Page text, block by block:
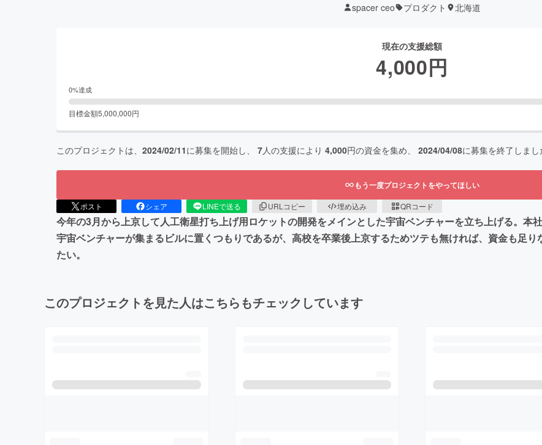
spacer ceo プロダクト 北海道
現在の支援総額
4,000円
0%達成
目標金額5,000,000円
このプロジェクトは、 2024/02/11に募集を開始し、 7人の支援により 4,000円の資金を集め、 2024/04/08に募集を終了しまし
もう一度プロジェクトをやってほしい
ポスト シェア LINEで送る URLコピー 埋め込み QRコード
今年の3月から上京して人工衛星打ち上げ用ロケットの開発をメインとした宇宙ベンチャーを立ち上げる。本
宇宙ベンチャーが集まるビルに置くつもりであるが、高校を卒業後上京するためツテも無ければ、資金も足
たい。
このプロジェクトを見た人はこちらもチェックしています